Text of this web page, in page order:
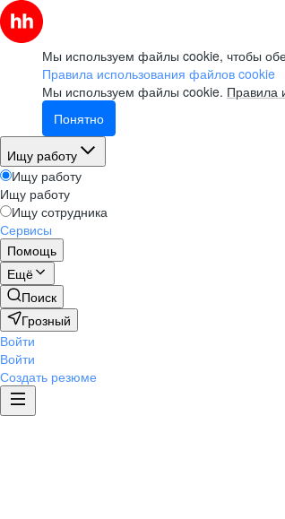
Мы используем файлы cookie, чтобы
Правила использования файлов cookie
Мы используем файлы cookie. Правила
Понятно
Ищу работу
Ищу работу
Ищу работу
Ищу сотрудника
Сервисы
Помощь
Ещё
Поиск
Грозный
Войти
Войти
Создать резюме